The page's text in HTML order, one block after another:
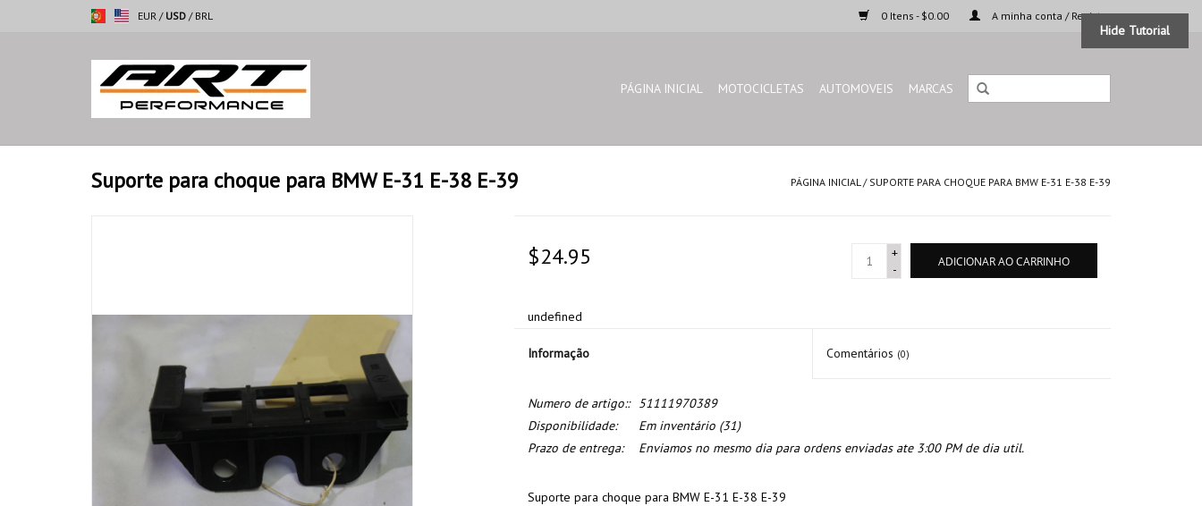
EUR / USD / BRL 0 Itens - $0.00 A minha conta / Registar
PÁGINA INICIAL MOTOCICLETAS AUTOMOVEIS MARCAS
Suporte para choque para BMW E-31 E-38 E-39 PÁGINA INICIAL/ SUPORTE PARA CHOQUE PARA BMW E-31 E-38 E-39
$24.95
+
-
ADICIONAR AO CARRINHO
undefined
Informação Comentários (0)
Numero de artigo::
51111970389
Disponibilidade:
Em inventário(31)
Prazo de entrega:
Enviamos no mesmo dia para ordens enviadas ate 3:00 PM de dia util.
Suporte para choque para BMW E-31 E-38 E-39
Hide Tutorial